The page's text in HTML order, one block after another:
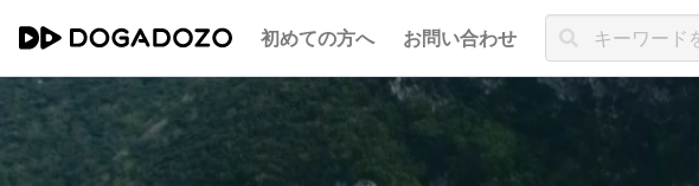
初めての方へ お問い合わせ